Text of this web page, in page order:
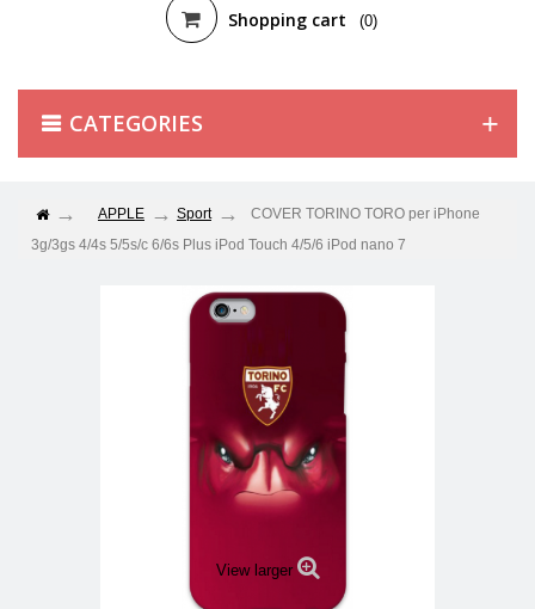
Shopping cart (0)
CATEGORIES
APPLE Sport
COVER TORINO TORO per iPhone
3g/3gs 4/4s 5/5s/c 6/6s Plus iPod Touch 4/5/6 iPod nano 7
View larger